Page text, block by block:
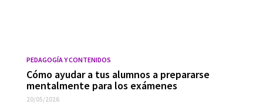
PEDAGOGÍA Y CONTENIDOS
Cómo ayudar a tus alumnos a prepararse
mentalmente para los exámenes
20/05/2026